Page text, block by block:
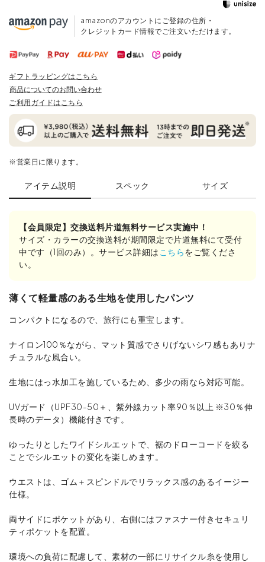
amazonのアカウントにご登録の住所・
クレジットカード情報でご注文いただけます。
ギフトラッピングはこちら
商品についてのお問い合わせ
ご利用ガイドはこちら
※営業日に限ります。
アイテム説明 スペック サイズ
【会員限定】交換送料片道無料サービス実施中！
サイズ・カラーの交換送料が期間限定で片道無料にて受付
中です（1回のみ）。サービス詳細は こちらをご覧くださ
い。
薄くて軽量感のある生地を使用したパンツ
コンパクトになるので、旅行にも重宝します。
ナイロン100％ながら、マット質感でさりげないシワ感もありナ
チュラルな風合い。
生地にはっ水加工を施しているため、多少の雨なら対応可能。
UVガード（UPF30-50＋、紫外線カット率90％以上 ※30％伸
長時のデータ）機能付きです。
ゆったりとしたワイドシルエットで、裾のドローコードを絞る
ことでシルエットの変化を楽しめます。
ウエストは、ゴム＋スピンドルでリラックス感のあるイージー
仕様。
両サイドにポケットがあり、右側にはファスナー付きセキュリ
ティポケットを配置。
環境への負荷に配慮して、素材の一部にリサイクル糸を使用し